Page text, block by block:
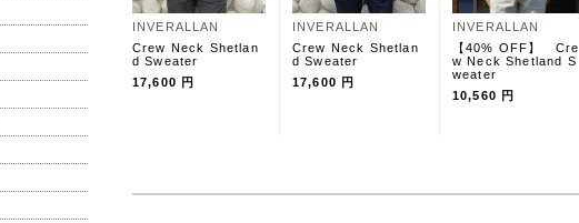
INVERALLAN
Crew Neck Shetlan
d Sweater
17,600 円
INVERALLAN
Crew Neck Shetlan
d Sweater
17,600 円
INVERALLAN
【40% OFF】 Cre
w Neck Shetland S
weater
10,560 円